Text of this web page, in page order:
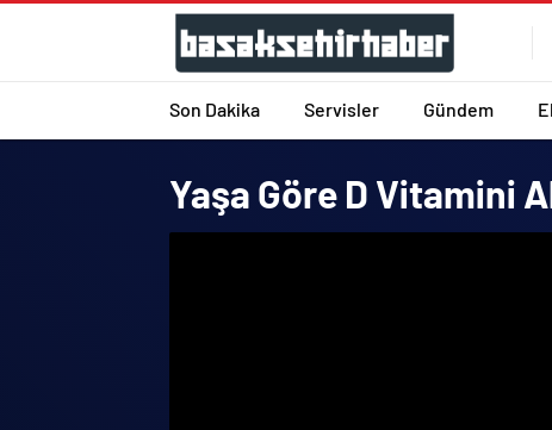
Son Dakika Servisler Gündem
Yaşa Göre D Vitamini